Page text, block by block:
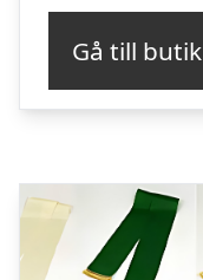
Gå till butik